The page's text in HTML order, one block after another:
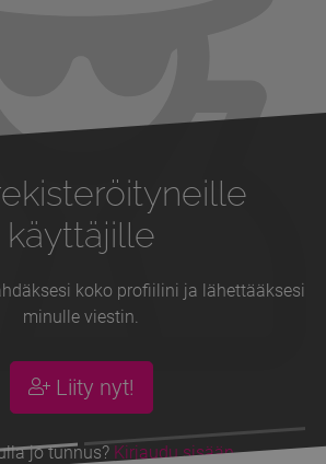
käyttäjille
koko profiilini ja lähettääksesi
minulle viestin.
Liity nyt!
jo tunnus? Kirjaudu sisään